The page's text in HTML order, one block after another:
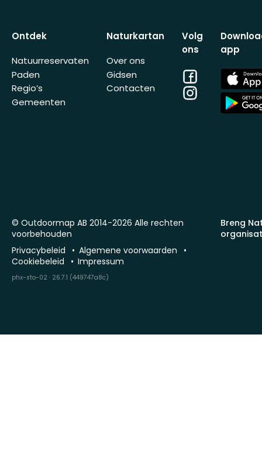
Ontdek
Natuurreservaten
Paden
Regio’s
Gemeenten
Naturkartan
Over ons
Gidsen
Contacten
Volg
ons
Facebook
Instagram
app
App
Store
App
Store
Breng
© Outdoormap AB 2014-2026 Alle rechten
voorbehouden
Privacybeleid
Algemene voorwaarden
Cookiebeleid
Impressum
phx-sto-02 · 26.7.1 (449747a8c)